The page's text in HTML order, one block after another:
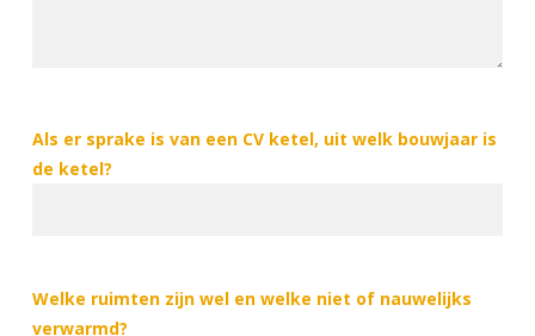
Als er sprake is van een CV ketel, uit welk bouwjaar is
de ketel?
Welke ruimten zijn wel en welke niet of nauwelijks
verwarmd?